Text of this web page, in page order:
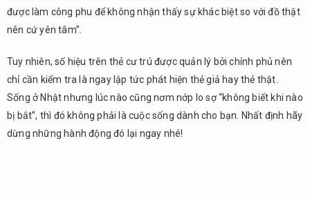
được làm công phu để không nhận thấy sự khác biệt so với đồ thật
nên cứ yên tâm”.
Tuy nhiên, số hiệu trên thẻ cư trú được quản lý bởi chính phủ nên
chỉ cần kiểm tra là ngay lập tức phát hiện thẻ giả hay thẻ thật.
Sống ở Nhật nhưng lúc nào cũng nơm nớp lo sợ “không biết khi nào
bị bắt”, thì đó không phải là cuộc sống dành cho bạn. Nhất định hãy
dừng những hành động đó lại ngay nhé!